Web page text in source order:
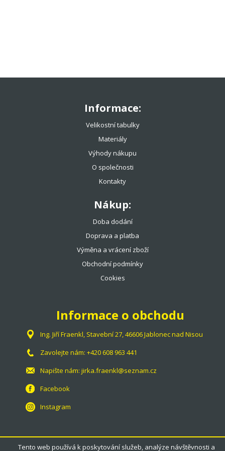
Informace:
Velikostní tabulky
Materiály
Výhody nákupu
O společnosti
Kontakty
Nákup:
Doba dodání
Doprava a platba
Výměna a vrácení zboží
Obchodní podmínky
Cookies
Informace o obchodu
Ing. Jiří Fraenkl, Stavební 27, 46606 Jablonec nad Nisou
Zavolejte nám: +420 608 963 441
Napište nám: jirka.fraenkl@seznam.cz
Facebook
Instagram
Tento web používá k poskytování služeb, analýze návštěvnosti a